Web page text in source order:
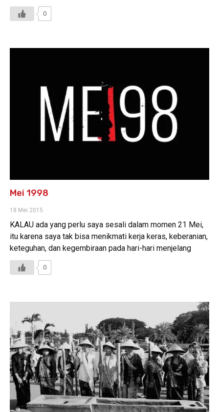
0
Mei 1998
18 Mei 2015
KALAU ada yang perlu saya sesali dalam momen 21 Mei,
itu karena saya tak bisa menikmati kerja keras, keberanian,
keteguhan, dan kegembiraan pada hari-hari menjelang
0